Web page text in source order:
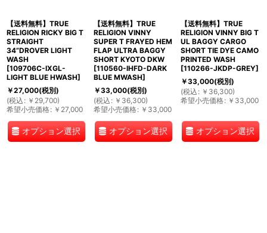
【送料無料】TRUE
RELIGION RICKY BIG T
STRAIGHT
34”DROVER LIGHT
WASH
[109706C-IXGL-
LIGHT BLUE HWASH]
￥27,000(税別)
(税込 : ￥ 29,700)
希望小売価格: ￥ 27,000
オプション選択
【送料無料】TRUE
RELIGION VINNY
SUPER T FRAYED HEM
FLAP ULTRA BAGGY
SHORT KYOTO DKW
[110560-IHFD-DARK
BLUE MWASH]
￥33,000(税別)
(税込 : ￥ 36,300)
希望小売価格: ￥ 33,000
オプション選択
【送料無料】TRUE
RELIGION VINNY BIG T
UL BAGGY CARGO
SHORT TIE DYE CAMO
PRINTED WASH
[110266-JKDP-GREY]
￥33,000(税別)
(税込 : ￥ 36,300)
希望小売価格: ￥ 33,000
オプション選択